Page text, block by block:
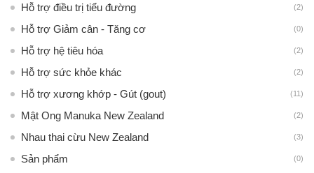
Hỗ trợ điều trị tiểu đường (2)
Hỗ trợ Giảm cân - Tăng cơ (0)
Hỗ trợ hệ tiêu hóa (2)
Hỗ trợ sức khỏe khác (2)
Hỗ trợ xương khớp - Gút (gout) (11)
Mật Ong Manuka New Zealand (2)
Nhau thai cừu New Zealand (3)
Sản phẩm (0)